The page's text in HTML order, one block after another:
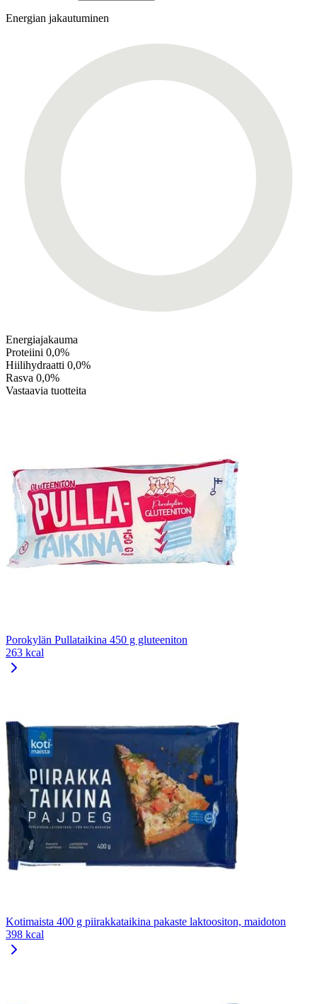
Energian jakautuminen
Energiajakauma
Proteiini 0,0%
Hiilihydraatti 0,0%
Rasva 0,0%
Vastaavia tuotteita
Porokylän Pullataikina 450 g gluteeniton
263 kcal
Kotimaista 400 g piirakkataikina pakaste laktoositon, maidoton
398 kcal